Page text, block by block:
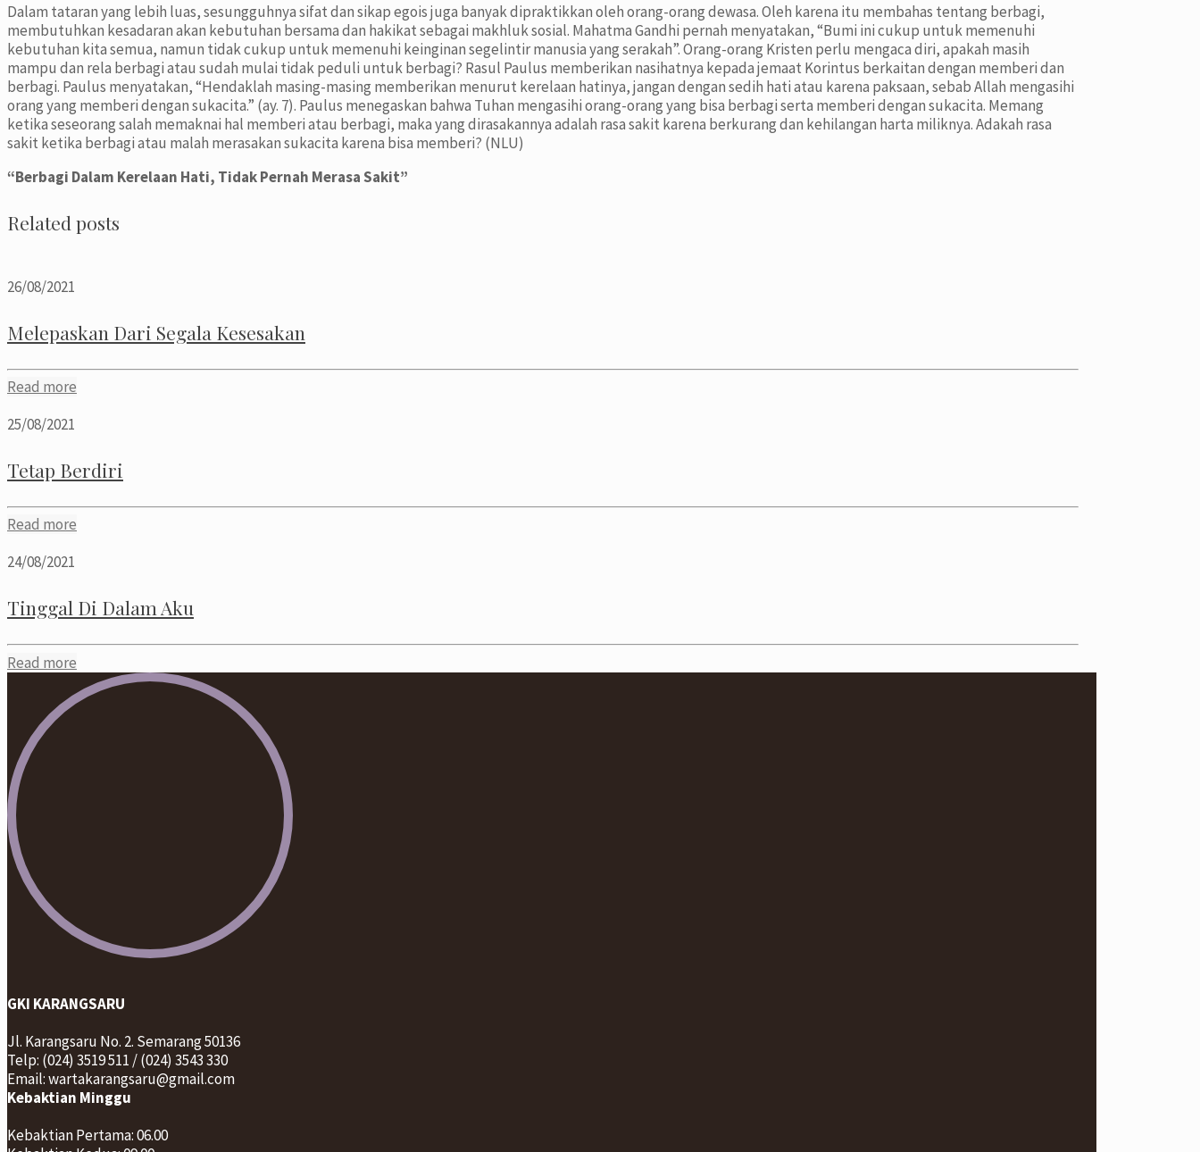
Dalam tataran yang lebih luas, sesungguhnya sifat dan sikap egois juga banyak dipraktikkan oleh orang-orang dewasa. Oleh karena itu membahas tentang berbagi,
membutuhkan kesadaran akan kebutuhan bersama dan hakikat sebagai makhluk sosial. Mahatma Gandhi pernah menyatakan, “Bumi ini cukup untuk memenuhi
kebutuhan kita semua, namun tidak cukup untuk memenuhi keinginan segelintir manusia yang serakah”. Orang-orang Kristen perlu mengaca diri, apakah masih
mampu dan rela berbagi atau sudah mulai tidak peduli untuk berbagi? Rasul Paulus memberikan nasihatnya kepada jemaat Korintus berkaitan dengan memberi dan
berbagi. Paulus menyatakan, “Hendaklah masing-masing memberikan menurut kerelaan hatinya, jangan dengan sedih hati atau karena paksaan, sebab Allah mengasihi
orang yang memberi dengan sukacita.” (ay. 7). Paulus menegaskan bahwa Tuhan mengasihi orang-orang yang bisa berbagi serta memberi dengan sukacita. Memang
ketika seseorang salah memaknai hal memberi atau berbagi, maka yang dirasakannya adalah rasa sakit karena berkurang dan kehilangan harta miliknya. Adakah rasa
sakit ketika berbagi atau malah merasakan sukacita karena bisa memberi? (NLU)
“Berbagi Dalam Kerelaan Hati, Tidak Pernah Merasa Sakit”
Related posts
26/08/2021
Melepaskan Dari Segala Kesesakan
Read more
25/08/2021
Tetap Berdiri
Read more
24/08/2021
Tinggal Di Dalam Aku
Read more
GKI KARANGSARU
Jl. Karangsaru No. 2. Semarang 50136
Telp: (024) 3519 511 / (024) 3543 330
Email: wartakarangsaru@gmail.com
Kebaktian Minggu
Kebaktian Pertama: 06.00